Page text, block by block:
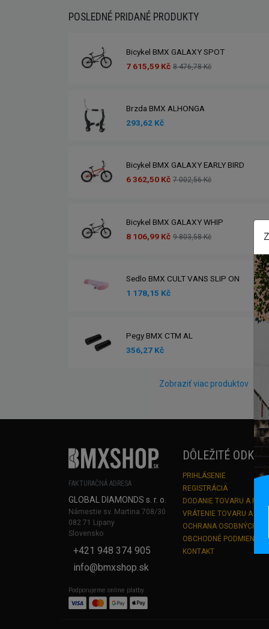
POSLEDNÉ PRIDANÉ PRODUKTY
Bicykel BMX GALAXY SPOT
7 615,59 Kč 8 476,78 Kč
Brzda BMX ALHONGA
293,62 Kč
Bicykel BMX GALAXY EARLY BIRD
6 362,50 Kč 7 002,56 Kč
Bicykel BMX GALAXY WHIP
8 106,99 Kč 9 803,58 Kč
Sedlo BMX CULT VANS SLIP ON
1 178,15 Kč
Pegy BMX CTM AL
356,27 Kč
Zobraziť viac produktov
FAKTURAČNÁ ADRESA
GLOBAL DIAMONDS s. r. o.
Námestie sv. Martina 708/30
082 71 Lipany
Slovensko
+421 948 374 905
info@bmxshop.sk
Podporujeme online platby
DÔLEŽITÉ ODKAZY
PRIHLÁSENIE
REGISTRÁCIA
DODANIE TOVARU A
VRÁTENIE TOVARU A
OCHRANA OSOBNÝCH
OBCHODNÉ PODMIENKY
KONTAKT